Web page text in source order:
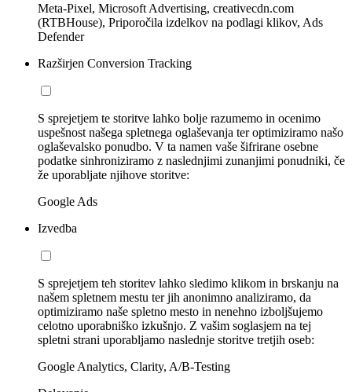
Meta-Pixel, Microsoft Advertising, creativecdn.com
(RTBHouse), Priporočila izdelkov na podlagi klikov, Ads
Defender
Razširjen Conversion Tracking
S sprejetjem te storitve lahko bolje razumemo in ocenimo
uspešnost našega spletnega oglaševanja ter optimiziramo našo
oglaševalsko ponudbo. V ta namen vaše šifrirane osebne
podatke sinhroniziramo z naslednjimi zunanjimi ponudniki, če
že uporabljate njihove storitve:
Google Ads
Izvedba
S sprejetjem teh storitev lahko sledimo klikom in brskanju na
našem spletnem mestu ter jih anonimno analiziramo, da
optimiziramo naše spletno mesto in nenehno izboljšujemo
celotno uporabniško izkušnjo. Z vašim soglasjem na tej
spletni strani uporabljamo naslednje storitve tretjih oseb:
Google Analytics, Clarity, A/B-Testing